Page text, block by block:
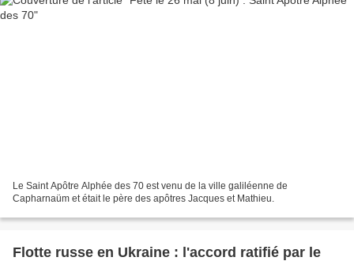
Le Saint Apôtre Alphée des 70 est venu de la ville galiléenne de
Capharnaüm et était le père des apôtres Jacques et Mathieu.
Flotte russe en Ukraine : l'accord ratifié par le